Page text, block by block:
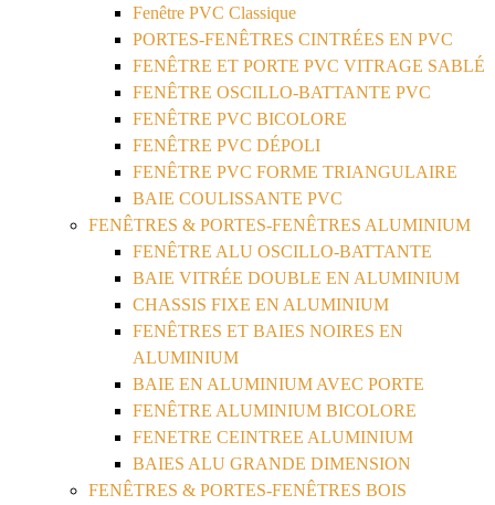
Fenêtre PVC Classique
PORTES-FENÊTRES CINTRÉES EN PVC
FENÊTRE ET PORTE PVC VITRAGE SABLÉ
FENÊTRE OSCILLO-BATTANTE PVC
FENÊTRE PVC BICOLORE
FENÊTRE PVC DÉPOLI
FENÊTRE PVC FORME TRIANGULAIRE
BAIE COULISSANTE PVC
FENÊTRES & PORTES-FENÊTRES ALUMINIUM
FENÊTRE ALU OSCILLO-BATTANTE
BAIE VITRÉE DOUBLE EN ALUMINIUM
CHASSIS FIXE EN ALUMINIUM
FENÊTRES ET BAIES NOIRES EN
ALUMINIUM
BAIE EN ALUMINIUM AVEC PORTE
FENÊTRE ALUMINIUM BICOLORE
FENETRE CEINTREE ALUMINIUM
BAIES ALU GRANDE DIMENSION
FENÊTRES & PORTES-FENÊTRES BOIS